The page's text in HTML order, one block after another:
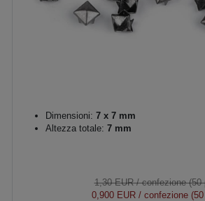
Dimensioni: 7 x 7 mm
Altezza totale: 7 mm
1,30 EUR/ confezione (50
0,900 EUR / confezione